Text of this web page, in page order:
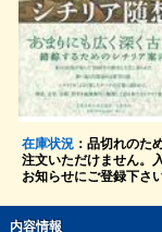
在庫状況：品切れのた
注文いただけません。
お知らせにご登録下さ
内容情報